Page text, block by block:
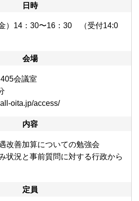
日時
）14：30〜16：30 （受付14:0
会場
会議室
oita.jp/access/
内容
改善加算についての勉強会
状況と事前質問に対する行政から
定員